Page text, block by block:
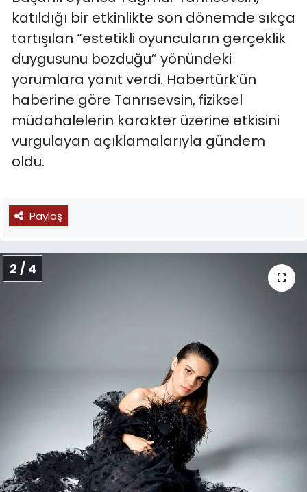
katıldığı bir etkinlikte son dönemde sıkça
tartışılan “estetikli oyuncuların gerçeklik
duygusunu bozduğu” yönündeki
yorumlara yanıt verdi. Habertürk’ün
haberine göre Tanrısevsin, fiziksel
müdahalelerin karakter üzerine etkisini
vurgulayan açıklamalarıyla gündem
oldu.
Paylaş
2 / 4